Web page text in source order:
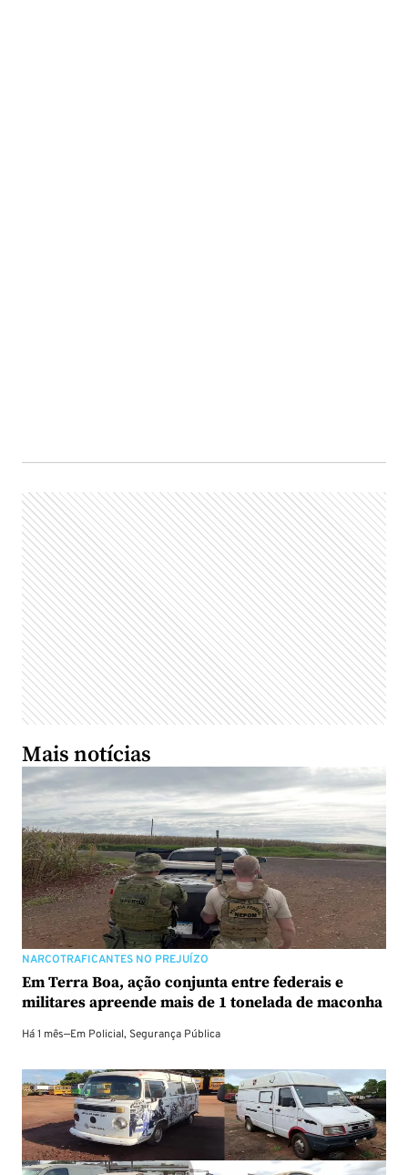
Mais notícias
NARCOTRAFICANTES NO PREJUÍZO
Em Terra Boa, ação conjunta entre federais e
militares apreende mais de 1 tonelada de maconha
Há 1 mês—Em Policial, Segurança Pública